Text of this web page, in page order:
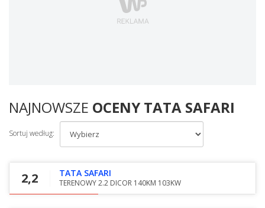
NAJNOWSZE OCENY TATA SAFARI
Sortuj według:
2,2 TATA SAFARI
TERENOWY 2.2 DICOR 140KM 103KW